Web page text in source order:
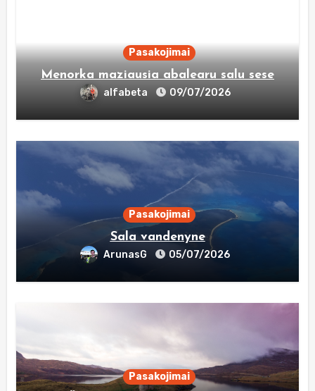
Pasakojimai
Menorka maziausia abalearu salu sese
alfabeta 09/07/2026
Pasakojimai
Sala vandenyne
ArunasG 05/07/2026
Pasakojimai